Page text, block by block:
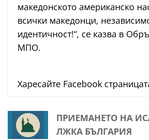
македонското американско
всички македонци,
идентичност!“, се казва в
МПО.
Харесайте Facebook
ПРИЕМАНЕТО НА
ЛЖКА БЪЛГАРИЯ